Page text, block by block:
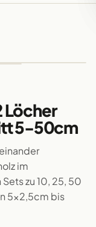
Löcher
5-50cm
im
zu 10, 25, 50
5x2,5cm bis